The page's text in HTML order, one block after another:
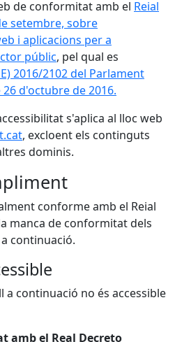
de conformitat amb el Reial
setembre, sobre
i aplicacions per a
públic, pel qual es
2016/2102 del Parlament
d'octubre de 2016.
s'aplica al lloc web
, excloent els continguts
dominis.
conforme amb el Reial
manca de conformitat dels
continuació.
a continuació no és accessible
amb el Real Decreto